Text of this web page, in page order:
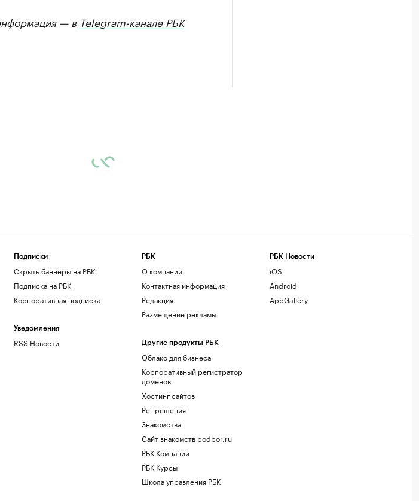
— в Telegram-канале РБК
Подписки
Скрыть баннеры на РБК
Подписка на РБК
Корпоративная подписка
Уведомления
RSS Новости
РБК
О компании
Контактная информация
Редакция
Размещение рекламы
Другие продукты РБК
Облако для бизнеса
Корпоративный регистратор
доменов
Хостинг сайтов
Рег.решения
Знакомства
Сайт знакомств podbor.ru
РБК Компании
РБК Курсы
Школа управления РБК
РБК Новости
iOS
Android
AppGallery